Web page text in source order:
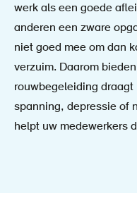
werk als een goede
anderen een zware
niet goed mee om dan
verzuim. Daarom
rouwbegeleiding
spanning, depressie of
helpt uw medewerkers